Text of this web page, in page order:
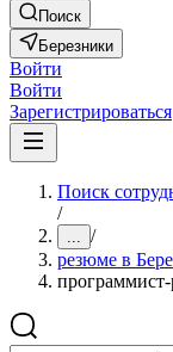
Поиск
Березники
Войти
Войти
Зарегистрироваться
Поиск
/
... /
резюме в